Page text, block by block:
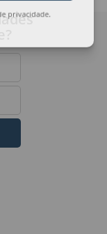
privacidade